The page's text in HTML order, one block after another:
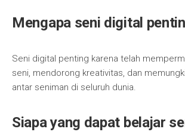
Mengapa seni digital
Seni digital penting karena telah
seni, mendorong kreativitas, dan
antar seniman di seluruh dunia.
Siapa yang dapat belajar